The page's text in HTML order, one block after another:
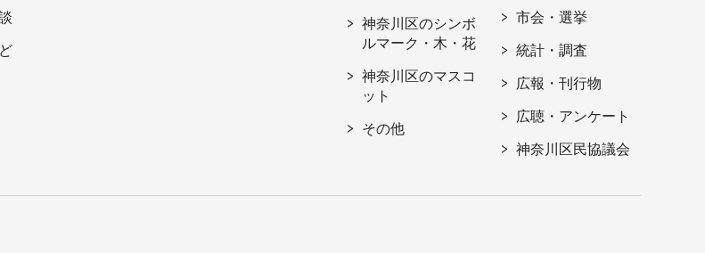
神奈川区のシンボ
ルマーク・木・花
神奈川区のマスコ
ット
その他
市会・選挙
統計・調査
広報・刊行物
広聴・アンケート
神奈川区民協議会